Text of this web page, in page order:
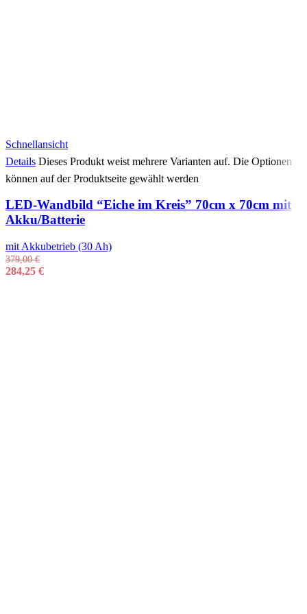
Schnellansicht
Details Dieses Produkt weist mehrere Varianten auf. Die Optionen
können auf der Produktseite gewählt werden
LED-Wandbild “Eiche im Kreis” 70cm x 70cm mit
Akku/Batterie
mit Akkubetrieb (30 Ah)
379,00€
284,25 €